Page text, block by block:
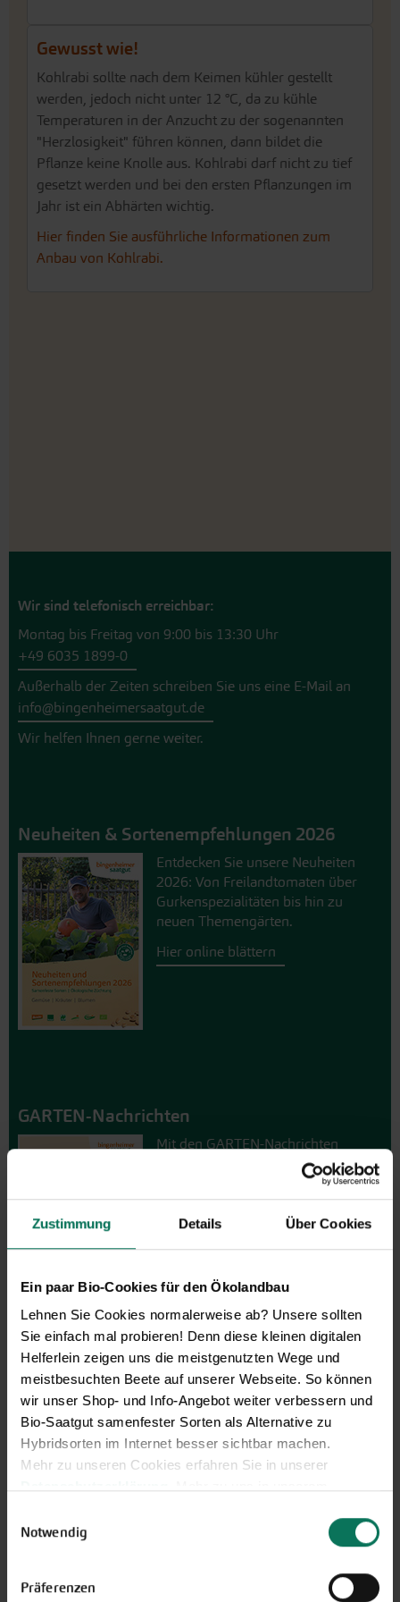
Zustimmung Details Über Cookies
Ein paar Bio-Cookies für den Ökolandbau
Lehnen Sie Cookies normalerweise ab? Unsere sollten
Sie einfach mal probieren! Denn diese kleinen digitalen
Helferlein zeigen uns die meistgenutzten Wege und
meistbesuchten Beete auf unserer Webseite. So können
wir unser Shop- und Info-Angebot weiter verbessern und
Bio-Saatgut samenfester Sorten als Alternative zu
Hybridsorten im Internet besser sichtbar machen.
Mehr zu unseren Cookies erfahren Sie in unserer
Sie können Ihre Einwilligung unter dem Link Cookie-
Notwendig
Präferenzen
Gewusst wie!
Kohlrabi sollte nach dem Keimen kühler gestellt
werden, jedoch nicht unter 12 °C, da zu kühle
Temperaturen in der Anzucht zu der sogenannten
"Herzlosigkeit" führen können, dann bildet die
Pflanze keine Knolle aus. Kohlrabi darf nicht zu tief
gesetzt werden und bei den ersten Pflanzungen im
Jahr ist ein Abhärten wichtig.
Hier finden Sie ausführliche Informationen zum
Anbau von Kohlrabi.
Wir sind telefonisch erreichbar:
Montag bis Freitag von 9:00 bis 13:30 Uhr
+49 6035 1899-0
Außerhalb der Zeiten schreiben Sie uns eine E-Mail an
info@bingenheimersaatgut.de
Wir helfen Ihnen gerne weiter.
Neuheiten & Sortenempfehlungen 2026
Entdecken Sie unsere Neuheiten
2026: Von Freilandtomaten über
Gurkenspezialitäten bis hin zu
neuen Themengärten.
Hier online blättern
GARTEN-Nachrichten
Mit den GARTEN-Nachrichten
erhalten Sie aktuelle Informationen
und hilfreiche Tipps und Tricks für
Ihren Hobbygarten und Balkon.
Hier kostenlos anmelden
Gemüse
Asia-Salate
Blattstielgemüse